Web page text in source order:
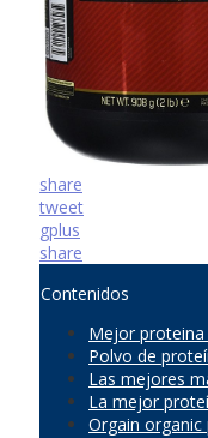
share
tweet
gplus
share
Contenidos
Mejor proteina
Polvo de
Las mejores
La mejor
Orgain organic